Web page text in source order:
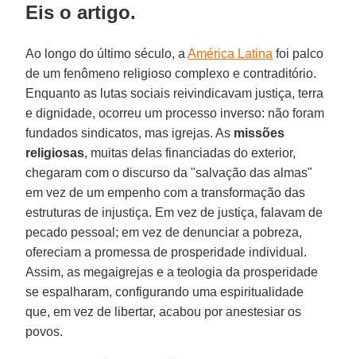
Eis o artigo.
Ao longo do último século, aAmérica Latina foi palco
de um fenômeno religioso complexo e contraditório.
Enquanto as lutas sociais reivindicavam justiça, terra
e dignidade, ocorreu um processo inverso: não foram
fundados sindicatos, mas igrejas. As missões
religiosas, muitas delas financiadas do exterior,
chegaram com o discurso da "salvação das almas"
em vez de um empenho com a transformação das
estruturas de injustiça. Em vez de justiça, falavam de
pecado pessoal; em vez de denunciar a pobreza,
ofereciam a promessa de prosperidade individual.
Assim, as megaigrejas e a teologia da prosperidade
se espalharam, configurando uma espiritualidade
que, em vez de libertar, acabou por anestesiar os
povos.